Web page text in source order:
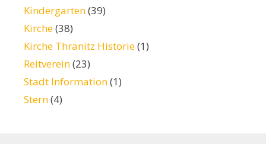
Kindergarten(39)
Kirche(38)
Kirche Thränitz Historie(1)
Reitverein(23)
Stadt Information(1)
Stern(4)